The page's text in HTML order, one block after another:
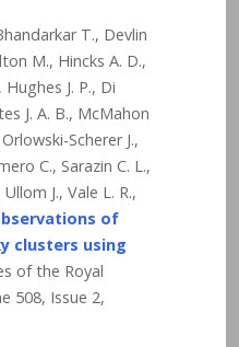
T., Devlin
M., Hincks A. D.,
J. P., Di
J. A. B., McMahon
Scherer J.,
C., Sarazin C. L.,
J., Vale L. R.,
of
clusters using
of the Royal
508, Issue 2,